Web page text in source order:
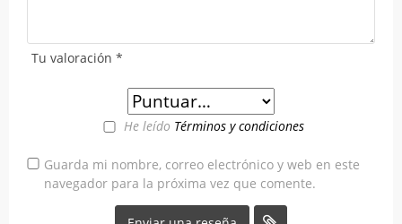
Tu valoración *
He leído Términos y condiciones
Guarda mi nombre, correo electrónico y web en este
navegador para la próxima vez que comente.